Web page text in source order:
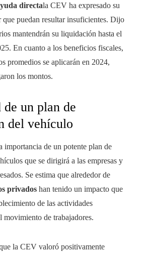
directala CEV ha expresado su
que puedan resultar insuficientes. Dijo
mantendrán su liquidación hasta el
En cuanto a los beneficios fiscales,
promedios se aplicarán en 2024,
los montos.
de un plan de
del vehículo
de un potente plan de
que se dirigirá a las empresas y
Se estima que alrededor de
privados han tenido un impacto que
de las actividades
movimiento de trabajadores.
la CEV valoró positivamente